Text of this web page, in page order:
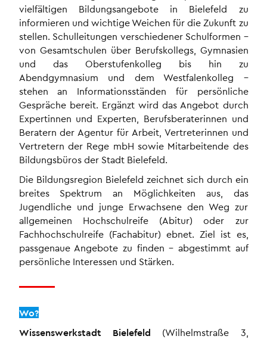
vielfältigen Bildungsangebote in Bielefeld zu
informieren und wichtige Weichen für die Zukunft zu
stellen. Schulleitungen verschiedener Schulformen –
von Gesamtschulen über Berufskollegs, Gymnasien
und das Oberstufenkolleg bis hin zu
Abendgymnasium und dem Westfalenkolleg –
stehen an Informationsständen für persönliche
Gespräche bereit. Ergänzt wird das Angebot durch
Expertinnen und Experten, Berufsberaterinnen und
Beratern der Agentur für Arbeit, Vertreterinnen und
Vertretern der Rege mbH sowie Mitarbeitende des
Bildungsbüros der Stadt Bielefeld.
Die Bildungsregion Bielefeld zeichnet sich durch ein
breites Spektrum an Möglichkeiten aus, das
Jugendliche und junge Erwachsene den Weg zur
allgemeinen Hochschulreife (Abitur) oder zur
Fachhochschulreife (Fachabitur) ebnet. Ziel ist es,
passgenaue Angebote zu finden – abgestimmt auf
persönliche Interessen und Stärken.
Wo?
Wissenswerkstadt Bielefeld (Wilhelmstraße 3,